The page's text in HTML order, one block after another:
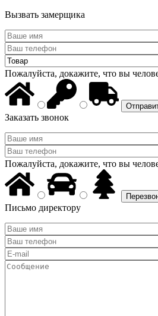
Вызвать замерщика
Пожалуйста, докажите, что вы
Заказать звонок
Пожалуйста, докажите, что вы
Письмо директору